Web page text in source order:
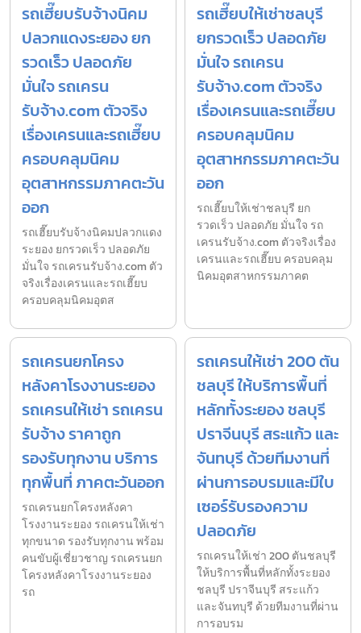
รถเฮี๊ยบรับจ้างนิคม
ปลวกแดงระยอง ยก
รวดเร็ว ปลอดภัย
มั่นใจ รถเครน
รับจ้าง.com ตัวจริง
เรื่องเครนและรถเฮี๊ยบ
ครอบคลุมนิคม
อุตสาหกรรมภาคตะวัน
ออก
รถเฮี๊ยบรับจ้างนิคมปลวกแดง
ระยอง ยกรวดเร็ว ปลอดภัย
มั่นใจ รถเครนรับจ้าง.com ตัว
จริงเรื่องเครนและรถเฮี๊ยบ
ครอบคลุมนิคมอุตส
รถเฮี๊ยบให้เช่าชลบุรี
ยกรวดเร็ว ปลอดภัย
มั่นใจ รถเครน
รับจ้าง.com ตัวจริง
เรื่องเครนและรถเฮี๊ยบ
ครอบคลุมนิคม
อุตสาหกรรมภาคตะวัน
ออก
รถเฮี๊ยบให้เช่าชลบุรี ยก
รวดเร็ว ปลอดภัย มั่นใจ รถ
เครนรับจ้าง.com ตัวจริงเรื่อง
เครนและรถเฮี๊ยบ ครอบคลุม
นิคมอุตสาหกรรมภาคต
รถเครนยกโครง
หลังคาโรงงานระยอง
รถเครนให้เช่า รถเครน
รับจ้าง ราคาถูก
รองรับทุกงาน บริการ
ทุกพื้นที่ ภาคตะวันออก
รถเครนยกโครงหลังคา
โรงงานระยอง รถเครนให้เช่า
ทุกขนาด รองรับทุกงาน พร้อม
คนขับผู้เชี่ยวชาญ รถเครนยก
โครงหลังคาโรงงานระยอง
รถ
รถเครนให้เช่า 200 ตัน
ชลบุรี ให้บริการพื้นที่
หลักทั้งระยอง ชลบุรี
ปราจีนบุรี สระแก้ว และ
จันทบุรี ด้วยทีมงานที่
ผ่านการอบรมและมีใบ
เซอร์รับรองความ
ปลอดภัย
รถเครนให้เช่า 200 ตันชลบุรี
ให้บริการพื้นที่หลักทั้งระยอง
ชลบุรี ปราจีนบุรี สระแก้ว
และจันทบุรี ด้วยทีมงานที่ผ่าน
การอบรม